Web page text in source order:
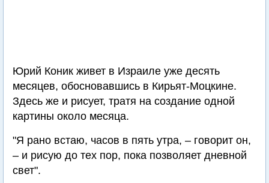
Юрий Коник живет в Израиле уже десять
месяцев, обосновавшись в Кирьят-Моцкине.
Здесь же и рисует, тратя на создание одной
картины около месяца.
"Я рано встаю, часов в пять утра, – говорит он,
– и рисую до тех пор, пока позволяет дневной
свет".